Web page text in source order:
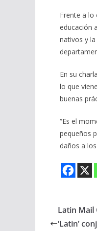
Frente a lo
educación
nativos y
En su
lo que
buenas
“Es el
pequeños
daños a
Latin
‘Latin’